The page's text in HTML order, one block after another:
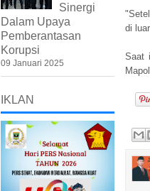
di
Saat
Sinergi
Dalam Upaya
Pemberantasan
Korupsi
09 Januari 2025
IKLAN